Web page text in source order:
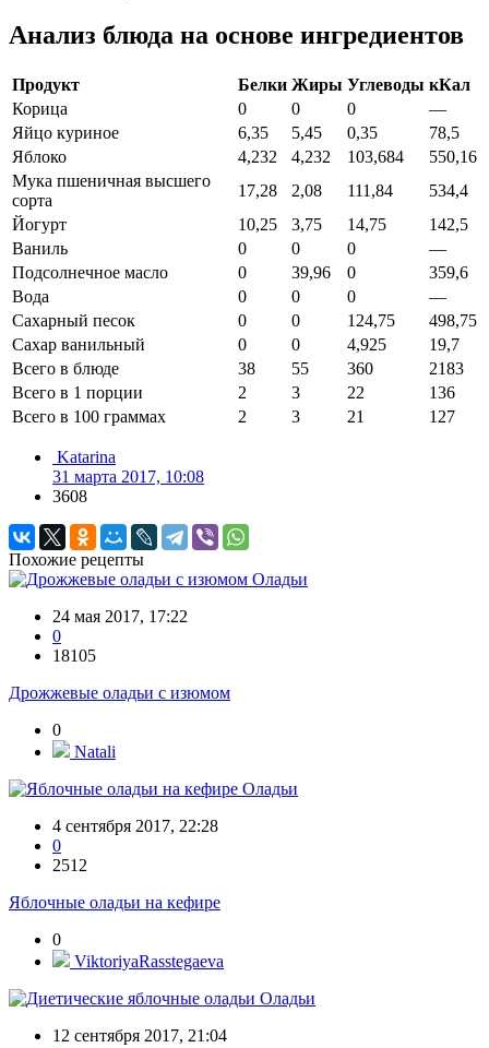
Анализ блюда на основе ингредиентов
Продукт Белки Жиры Углеводы кКал
Корица
0 0 0
—
Яйцо куриное
6,35 5,45 0,35
78,5
Яблоко
4,232 4,232 103,684
550,16
Мука пшеничная высшего
сорта
17,28 2,08 111,84
534,4
Йогурт
10,25 3,75 14,75
142,5
Ваниль
0 0 0
—
Подсолнечное масло
0 39,96 0
359,6
Вода
0 0 0
—
Сахарный песок
0 0 124,75
498,75
Сахар ванильный
0 0 4,925
19,7
Всего в блюде
38 55 360
2183
Всего в 1 порции
2 3 22
136
Всего в 100 граммах
2 3 21 127
Katarina
31 марта 2017, 10:08
3608
Похожие рецепты
Оладьи
24 мая 2017, 17:22
0
18105
Дрожжевые оладьи с изюмом
0
Natali
Оладьи
4 сентября 2017, 22:28
0
2512
Яблочные оладьи на кефире
0
ViktoriyaRasstegaeva
Оладьи
12 сентября 2017, 21:04